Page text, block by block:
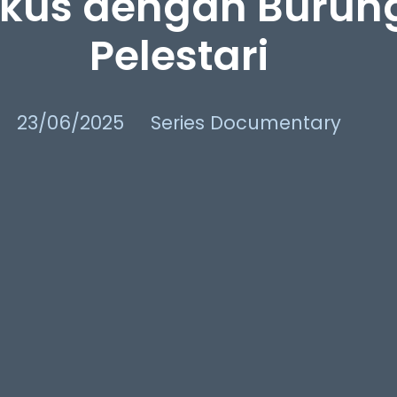
Pelestari
23/06/2025 Series Documentary